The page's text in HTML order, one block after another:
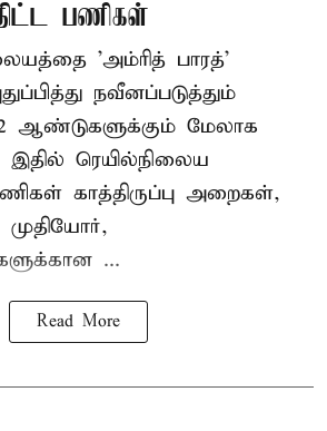
பணிகள்
'அம்ரித் பாரத்'
நவீனப்படுத்தும்
ஆண்டுகளுக்கும் மேலாக
இதில் ரெயில்நிலைய
காத்திருப்பு அறைகள்,
முதியோர்,
...
Read More